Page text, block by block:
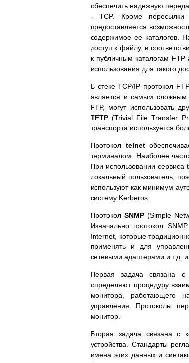
обеспечить надежную
- TCP. Кроме пересылки
предоставляется
содержимое ее каталогов.
доступ к файлу, в
к публичным каталогам
использования для такого
В стеке TCP/IP протокол
является и самым сложным
FTP, могут использовать
TFTP(Trivial File Transfer
транспорта используется
Протокол telnet
терминалом. Наиболее
При использовании сервиса
локальный пользователь,
используют как минимум
систему Kerberos.
Протокол SNMP (Simple
Изначально протокол
Internet, которые
применять и для
сетевыми адаптерами и т.д.
Первая задача связана
определяют процедуру
монитора, работающего
управления. Протоколы
монитор.
Вторая задача связана с
устройства. Стандарты
имена этих данных и